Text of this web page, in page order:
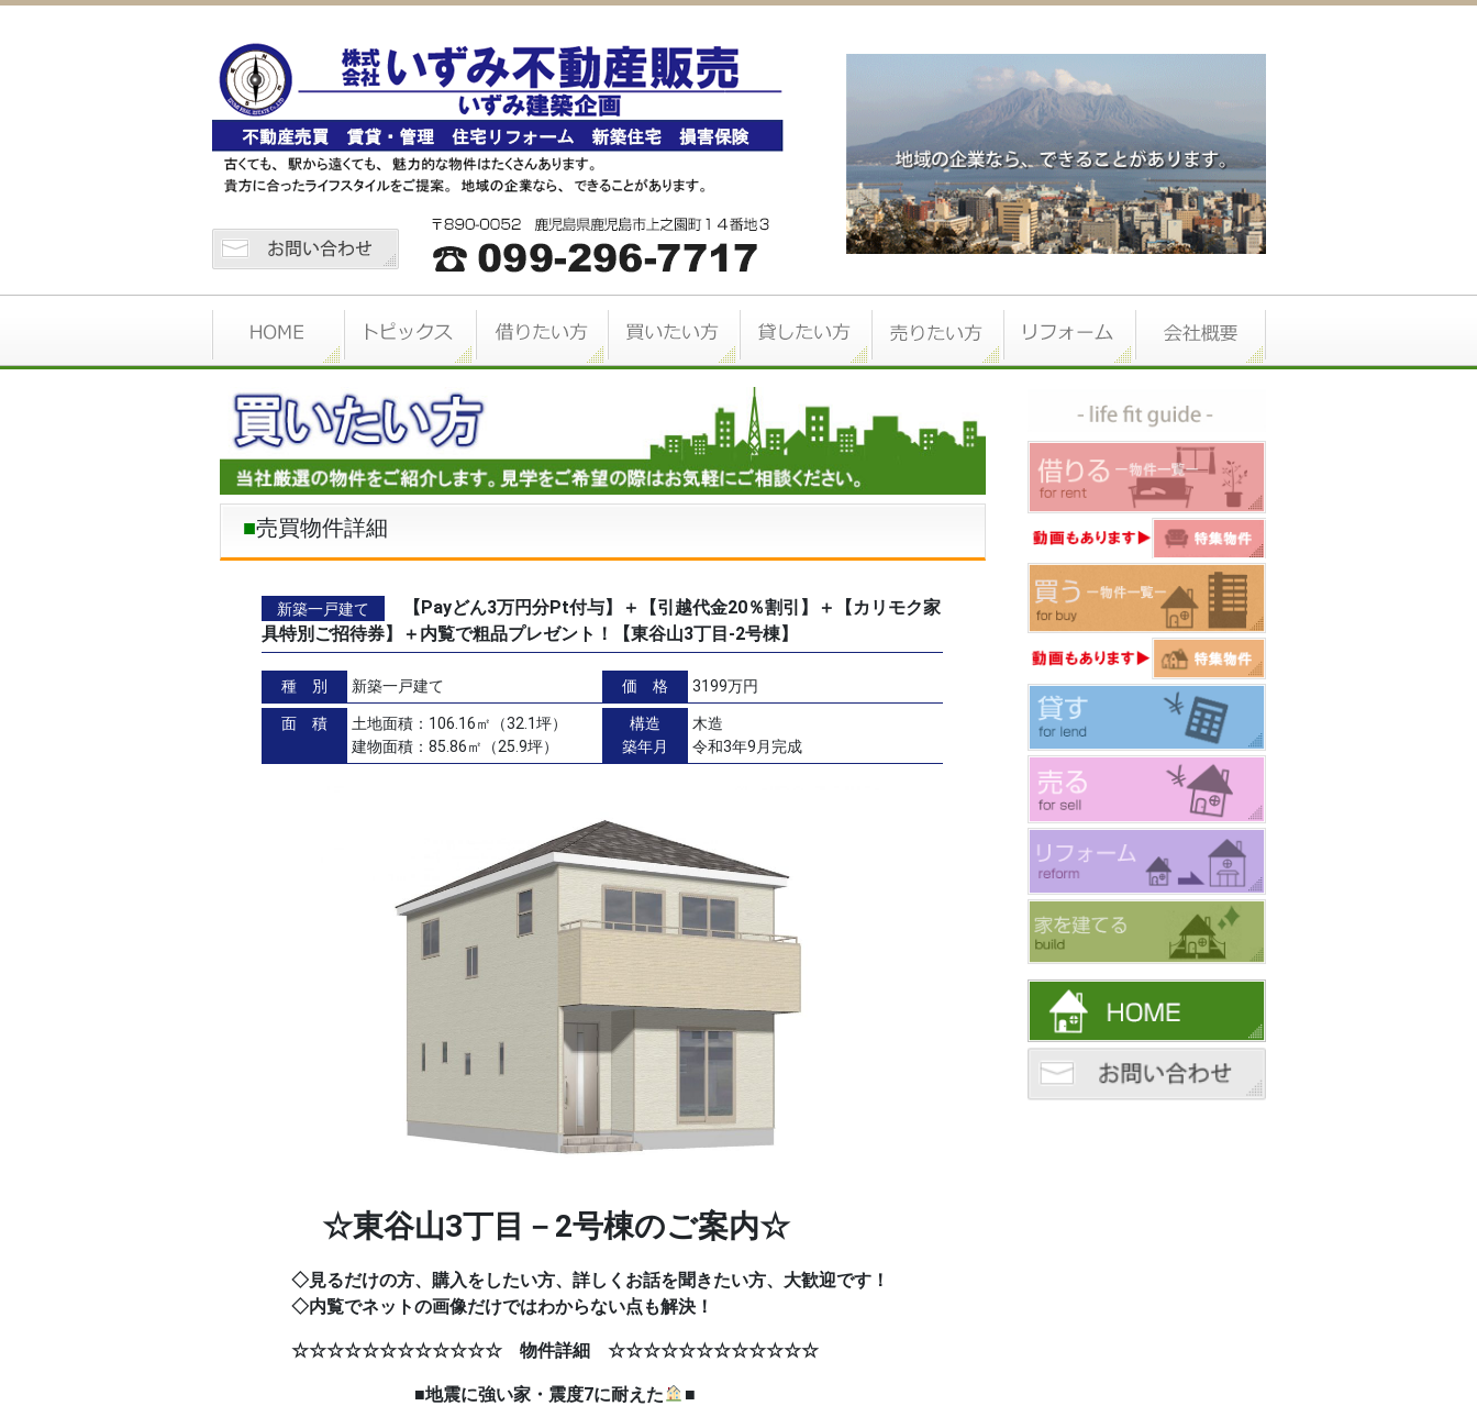
売買物件詳細
新築一戸建て
【Payどん3万円分Pt付与】＋【引越代金20％割引】＋【カリモク家
具特別ご招待券】＋内覧で粗品プレゼント！【東谷山3丁目-2号棟】
種 別 新築一戸建て 価 格 3199万円
面 積
土地面積：106.16㎡（32.1坪）
建物面積：85.86㎡（25.9坪）
構造
築年月
木造
令和3年9月完成
☆東谷山3丁目－2号棟のご案内☆
◇見るだけの方、購入をしたい方、詳しくお話を聞きたい方、大歓迎です！
◇内覧でネットの画像だけではわからない点も解決！
☆☆☆☆☆☆☆☆☆☆☆☆ 物件詳細 ☆☆☆☆☆☆☆☆☆☆☆☆
■地震に強い家・震度7に耐えた ■